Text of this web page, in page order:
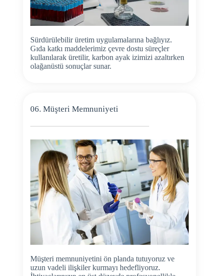
Sürdürülebilir üretim uygulamalarına bağlıyız.
Gıda katkı maddelerimiz çevre dostu süreçler
kullanılarak üretilir, karbon ayak izimizi azaltırken
olağanüstü sonuçlar sunar.
06. Müşteri Memnuniyeti
Müşteri memnuniyetini ön planda tutuyoruz ve
uzun vadeli ilişkiler kurmayı hedefliyoruz.